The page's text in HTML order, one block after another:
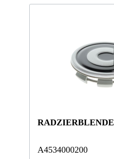
RADZIERBLENDE
A4534000200